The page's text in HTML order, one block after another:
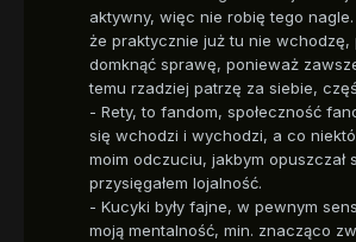
aktywny, więc nie robię tego nagle.
że praktycznie już tu nie wchodzę,
domknąć sprawę, ponieważ
temu rzadziej patrzę za siebie,
- Rety, to fandom, społeczność
się wchodzi i wychodzi, a co
moim odczuciu, jakbym opuszczał
przysięgałem lojalność.
- Kucyki były fajne, w pewnym
moją mentalność, min. znacząco